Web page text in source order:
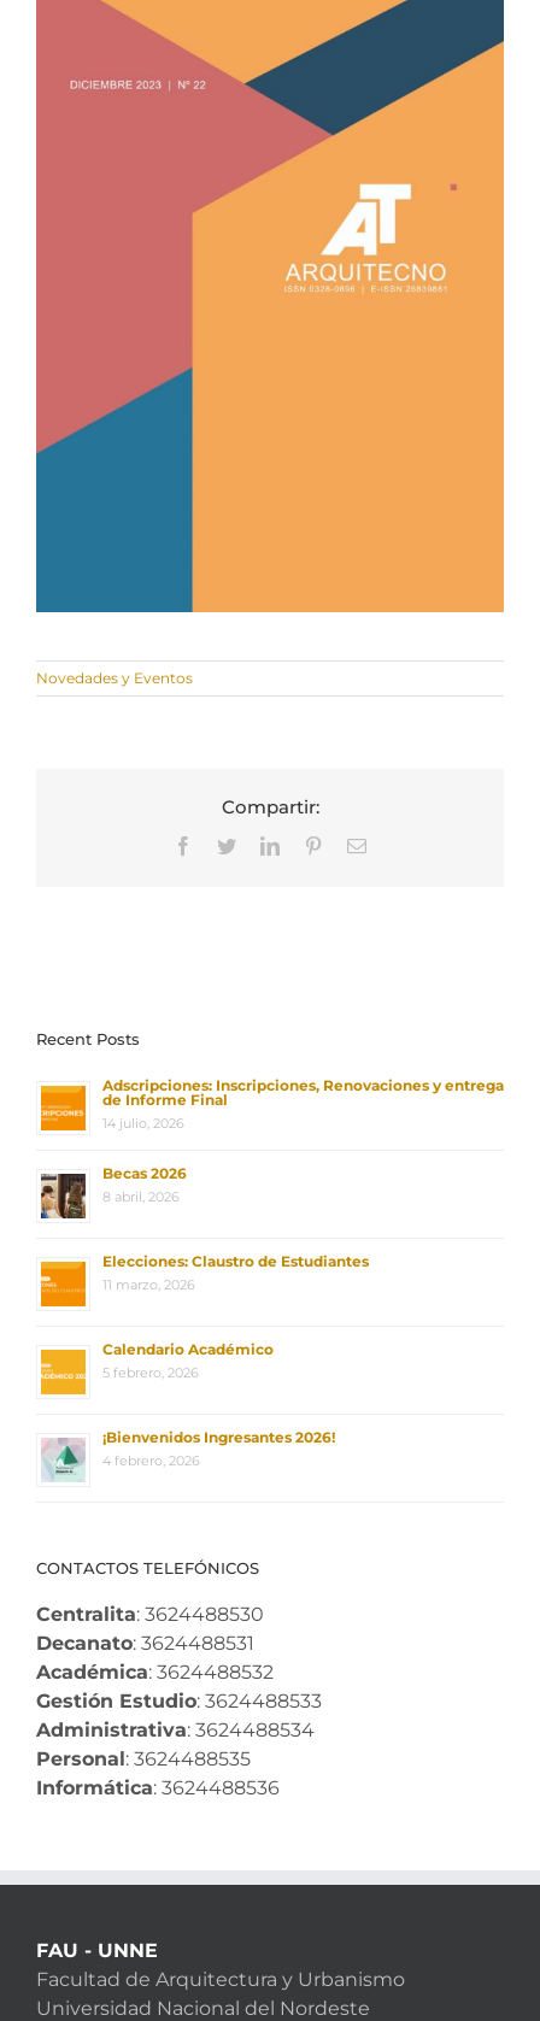
Novedades y Eventos
Compartir:
Facebook
TwitterLinkedInPinterestCorreo
Recent Posts
Adscripciones: Inscripciones, Renovaciones y entrega
de Informe Final
14 julio, 2026
Becas 2026
8 abril, 2026
Elecciones: Claustro de Estudiantes
11 marzo, 2026
Calendario Académico
5 febrero, 2026
¡Bienvenidos Ingresantes 2026!
4 febrero, 2026
CONTACTOS TELEFÓNICOS
Centralita: 3624488530
Decanato: 3624488531
Académica: 3624488532
Gestión Estudio: 3624488533
Administrativa: 3624488534
Personal: 3624488535
Informática: 3624488536
FAU - UNNE
Facultad de Arquitectura y Urbanismo
Universidad Nacional del Nordeste